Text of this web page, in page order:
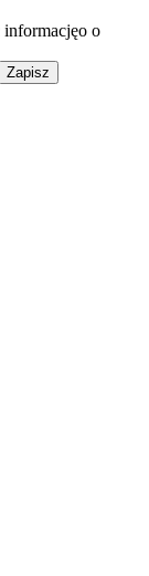
informacjęo o
Zapisz